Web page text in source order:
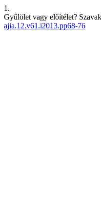
1.
Gyűlölet vagy előítélet?
ajia.12.v61.i2013.pp68-76